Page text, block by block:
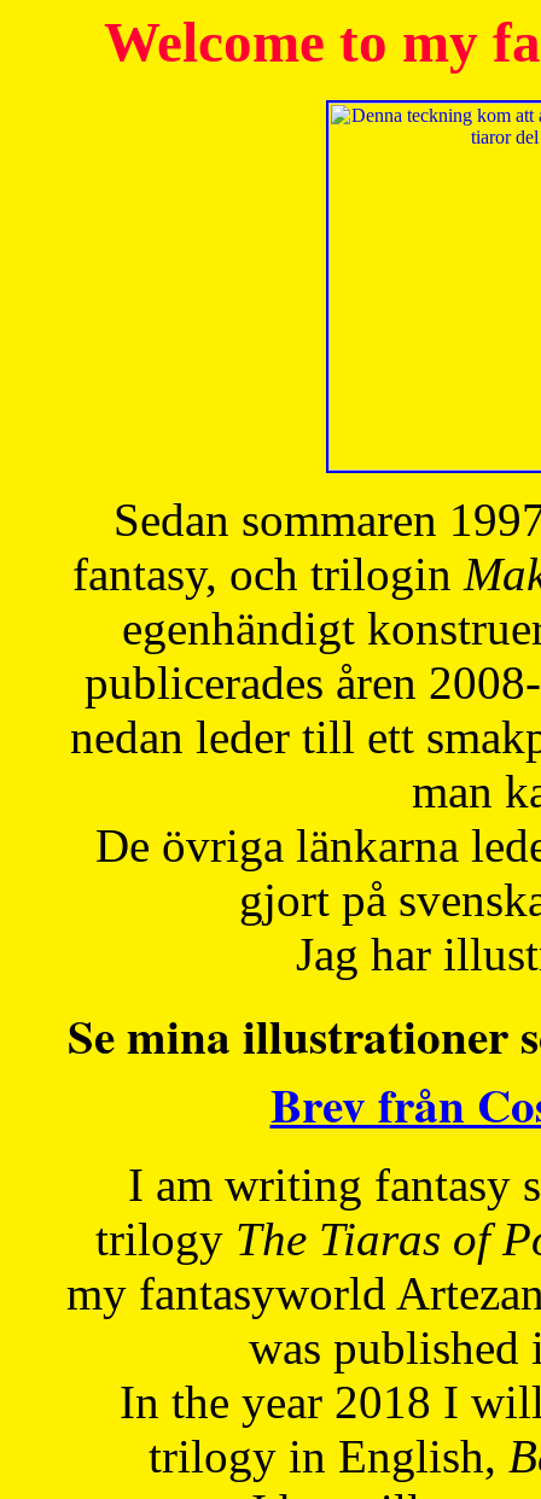
Welcome to my
Sedan sommaren
fantasy, och trilogin
egenhändigt
publicerades åren
nedan leder till ett
man
De övriga länkarna
gjort på
Jag har
Se mina illustrationer
Brev från
I am writing fantasy
trilogy The Tiaras of
my fantasyworld
was published
In the year 2018 I
trilogy in English,